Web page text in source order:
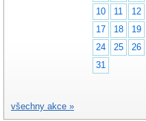
10
11 12
17
18 19
24
25 26
31
všechny akce »